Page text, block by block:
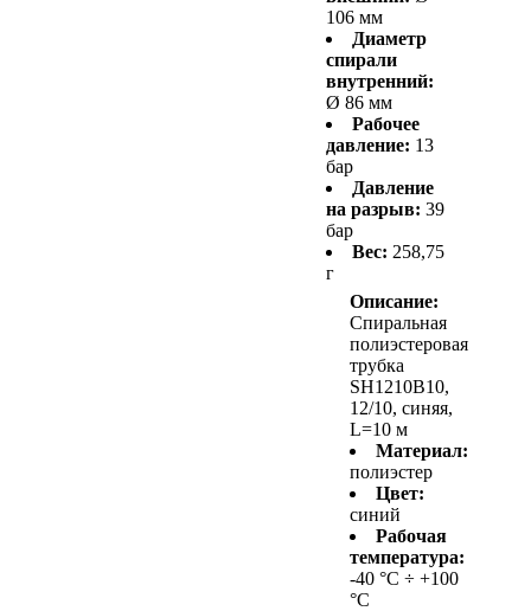
106 мм
Диаметр
спирали
внутренний:
Ø 86 мм
Рабочее
давление: 13
бар
Давление
на разрыв: 39
бар
Вес: 258,75
г
Описание:
Спиральная
полиэстеровая
трубка
SH1210B10,
12/10, синяя,
L=10 м
Материал:
полиэстер
Цвет:
синий
Рабочая
температура:
-40 °С ÷ +100
°С